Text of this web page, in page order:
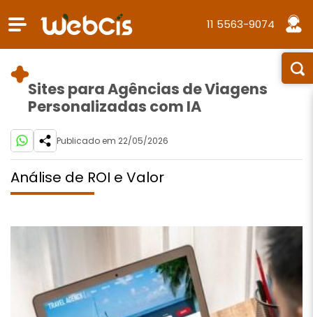
11 5563-9074
Sites para Agências de Viagens
Personalizadas com IA
Publicado em 22/05/2026
Análise de ROI e Valor